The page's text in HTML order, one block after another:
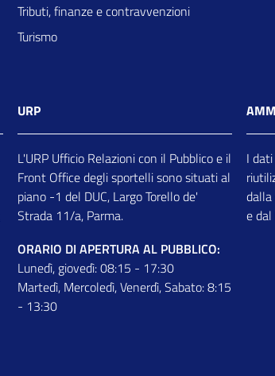
Tributi, finanze e contravvenzioni
Turismo
URP
L'URP Ufficio Relazioni con il Pubblico e il
Front Office degli sportelli sono situati al
piano -1 del DUC, Largo Torello de'
Strada 11/a, Parma.
ORARIO DI APERTURA AL PUBBLICO:
Lunedì, giovedì: 08:15 - 17:30
Martedì, Mercoledì, Venerdì, Sabato: 8:15
- 13:30
I
e